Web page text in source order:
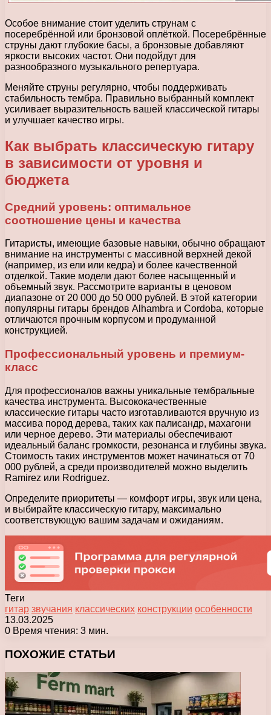
Особое внимание стоит уделить струнам с
посеребрённой или бронзовой оплёткой. Посеребрённые
струны дают глубокие басы, а бронзовые добавляют
яркости высоких частот. Они подойдут для
разнообразного музыкального репертуара.
Меняйте струны регулярно, чтобы поддерживать
стабильность тембра. Правильно выбранный комплект
усиливает выразительность вашей классической гитары
и улучшает качество игры.
Как выбрать классическую гитару
в зависимости от уровня и
бюджета
Средний уровень: оптимальное
соотношение цены и качества
Гитаристы, имеющие базовые навыки, обычно обращают
внимание на инструменты с массивной верхней декой
(например, из ели или кедра) и более качественной
отделкой. Такие модели дают более насыщенный и
объемный звук. Рассмотрите варианты в ценовом
диапазоне от 20 000 до 50 000 рублей. В этой категории
популярны гитары брендов Alhambra и Cordoba, которые
отличаются прочным корпусом и продуманной
конструкцией.
Профессиональный уровень и премиум-
класс
Для профессионалов важны уникальные тембральные
качества инструмента. Высококачественные
классические гитары часто изготавливаются вручную из
массива пород дерева, таких как палисандр, махагони
или черное дерево. Эти материалы обеспечивают
идеальный баланс громкости, резонанса и глубины звука.
Стоимость таких инструментов может начинаться от 70
000 рублей, а среди производителей можно выделить
Ramirez или Rodriguez.
Определите приоритеты — комфорт игры, звук или цена,
и выбирайте классическую гитару, максимально
соответствующую вашим задачам и ожиданиям.
Теги
гитар звучания классических конструкции особенности
13.03.2025
0 Время чтения: 3 мин.
ПОХОЖИЕ СТАТЬИ